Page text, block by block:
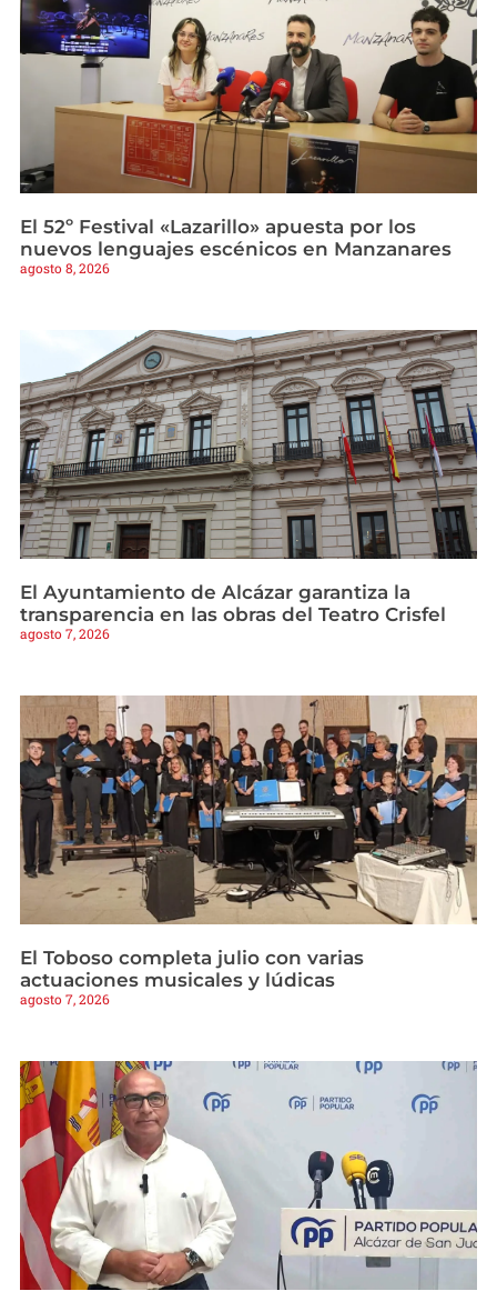
El 52º Festival «Lazarillo» apuesta por los
nuevos lenguajes escénicos en Manzanares
agosto 8, 2026
El Ayuntamiento de Alcázar garantiza la
transparencia en las obras del Teatro Crisfel
agosto 7, 2026
El Toboso completa julio con varias
actuaciones musicales y lúdicas
agosto 7, 2026